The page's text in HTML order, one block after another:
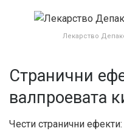
Лекарство
Странични
валпроевата
Чести странични ефекти: